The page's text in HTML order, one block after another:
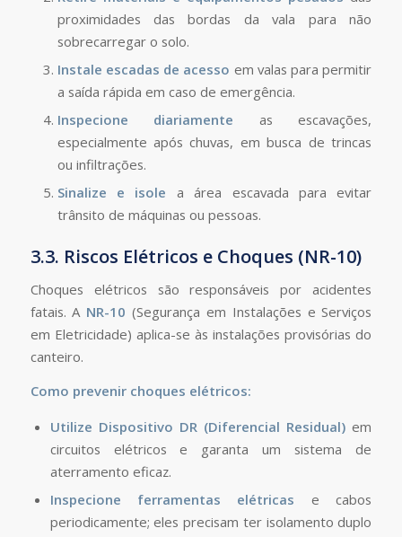
proximidades das bordas da vala para não
sobrecarregar o solo.
Instale escadas de acesso em valas para permitir
a saída rápida em caso de emergência.
Inspecione diariamente as escavações,
especialmente após chuvas, em busca de trincas
ou infiltrações.
Sinalize e isole a área escavada para evitar
trânsito de máquinas ou pessoas.
3.3. Riscos Elétricos e Choques (NR-10)
Choques elétricos são responsáveis por acidentes
fatais. A NR-10 (Segurança em Instalações e Serviços
em Eletricidade) aplica-se às instalações provisórias do
canteiro.
Como prevenir choques elétricos:
Utilize Dispositivo DR (Diferencial Residual) em
circuitos elétricos e garanta um sistema de
aterramento eficaz.
Inspecione ferramentas elétricas e cabos
periodicamente; eles precisam ter isolamento duplo